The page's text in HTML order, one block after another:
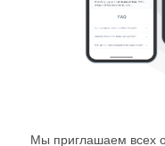
Мы приглашаем всех